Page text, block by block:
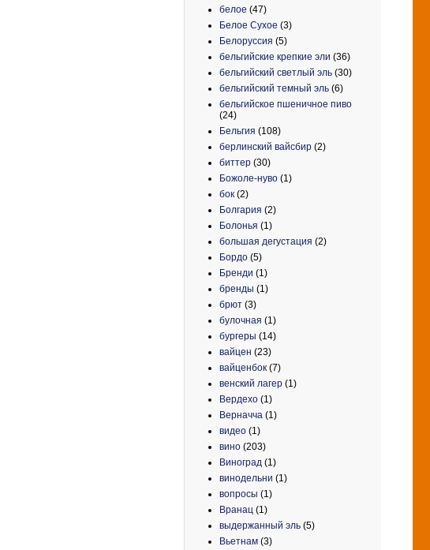
белое (47)
Белое Сухое (3)
Белоруссия (5)
бельгийские крепкие эли (36)
бельгийский светлый эль (30)
бельгийский темный эль (6)
бельгийское пшеничное пиво
(24)
Бельгия (108)
берлинский вайсбир (2)
биттер (30)
Божоле-нуво (1)
бок (2)
Болгария (2)
Болонья (1)
большая дегустация (2)
Бордо (5)
Бренди (1)
бренды (1)
брют (3)
булочная (1)
бургеры (14)
вайцен (23)
вайценбок (7)
венский лагер (1)
Вердехо (1)
Верначча (1)
видео (1)
вино (203)
Виноград (1)
винодельни (1)
вопросы (1)
Вранац (1)
выдержанный эль (5)
Вьетнам (3)